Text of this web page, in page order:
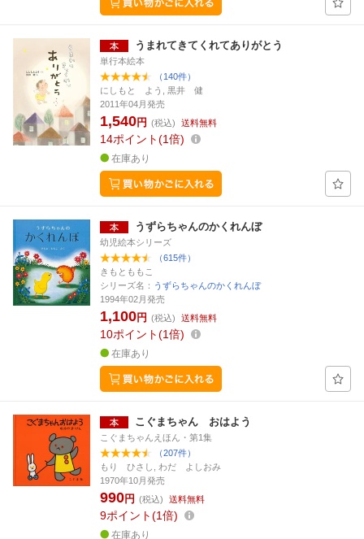
うまれてきてくれてありがとう
単行本絵本
（140件）
にしもと よう, 黒井 健
2011年04月発売
1,540円 (税込) 送料無料
14ポイント 1倍
在庫あり
うずらちゃんのかくれんぼ
幼児絵本シリーズ
（615件）
きもとももこ
シリーズ名： うずらちゃんのかくれんぼ
1994年02月発売
1,100円 (税込) 送料無料
10ポイント 1倍
在庫あり
こぐまちゃん おはよう
こぐまちゃんえほん・第1集
（207件）
もり ひさし, わだ よしおみ
1970年10月発売
990円 (税込) 送料無料
9ポイント 1倍
在庫あり